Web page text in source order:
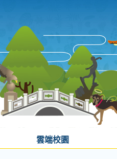
雲端校園